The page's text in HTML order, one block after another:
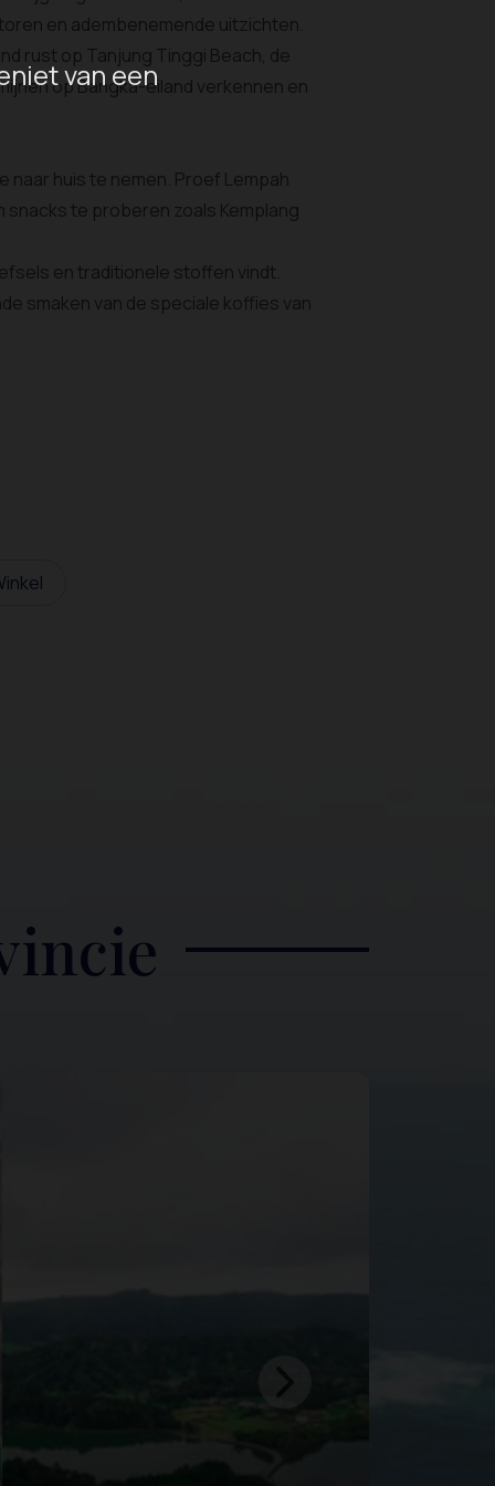
van een
en adembenemende uitzichten.
rust op Tanjung Tinggi Beach, de
op Bangka-eiland verkennen en
naar huis te nemen. Proef Lempah
snacks te proberen zoals Kemplang
en traditionele stoffen vindt.
smaken van de speciale koffies van